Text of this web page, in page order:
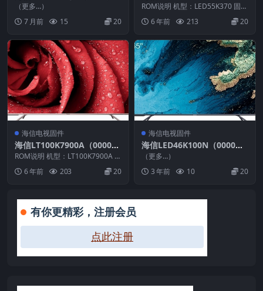
OM23_C008_20140819_U盘
刷机固件
（更多…）
7 月前
15 20
OM4官方原厂USB刷机电视
固件包
ROM说明 机型：LED55K370 固件
版本：（2000） BOM：4 海信L...
6 年前 213 20
海信电视固件
海信LT100K7900A（0000）
BOM1_C009官方原厂USB刷
机电视固件包
ROM说明 机型：LT100K7900A 固
件版本：（0000） BOM：1 样...
6 年前 203 20
海信电视固件
海信LED46K100N（0000）
BOM1_C004_20120105U盘
刷机固件
（更多…）
3 年前
10 20
有你更精彩，注册会员
点此注册